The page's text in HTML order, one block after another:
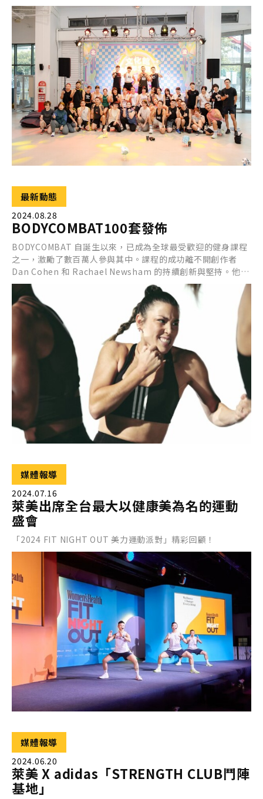
最新動態
2024.08.28
BODYCOMBAT100套發佈
BODYCOMBAT 自誕生以來，已成為全球最受歡迎的健身課程
之一，激勵了數百萬人參與其中。課程的成功離不開創作者
Dan Cohen 和 Rachael Newsham 的持續創新與堅持。他們
不僅透過武術和音樂的結合打造了一個獨特的健身體驗，還在
過去二十多年中，推動了 BODYCOMBAT 的持續發展與演變。
媒體報導
2024.07.16
萊美出席全台最大以健康美為名的運動
盛會
「2024 FIT NIGHT OUT 美力運動派對」精彩回顧！
媒體報導
2024.06.20
萊美 X adidas「STRENGTH CLUB鬥陣
基地」